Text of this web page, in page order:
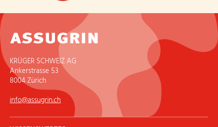
KRÜGER SCHWEIZ AG
Ankerstrasse 53
8004 Zürich
info@assugrin.ch